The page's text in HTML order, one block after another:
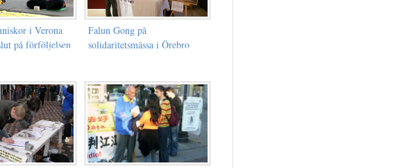
i Verona
på förföljelsen
Falun Gong på
solidaritetsmässa i Örebro